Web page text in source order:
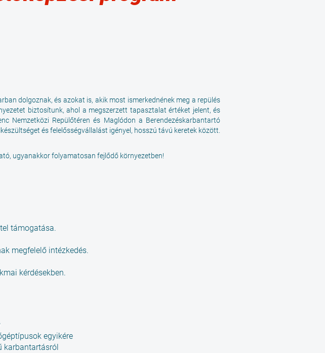
dolgoznak, és azokat is, akik most ismerkednének meg a repülés
biztosítunk, ahol a megszerzett tapasztalat értéket jelent, és
Nemzetközi Repülőtéren és Maglódon a Berendezéskarbantartó
és felelősségvállalást igényel, hosszú távú keretek között.
ugyanakkor folyamatosan fejlődő környezetben!
támogatása.
megfelelő intézkedés.
kérdésekben.
egyikére
karbantartásról